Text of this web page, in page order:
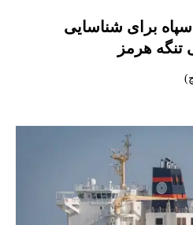
سپاه برای شناسایی
هرمز